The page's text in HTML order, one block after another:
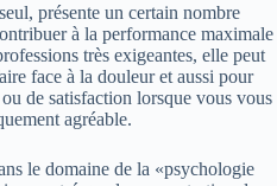
présente un certain nombre
à la performance maximale
très exigeantes, elle peut
face à la douleur et aussi pour
de satisfaction lorsque vous vous
agréable.
le domaine de la «psychologie